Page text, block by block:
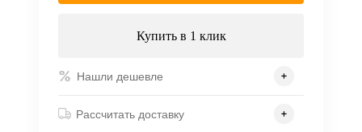
Купить в 1 клик
Нашли дешевле
Рассчитать доставку